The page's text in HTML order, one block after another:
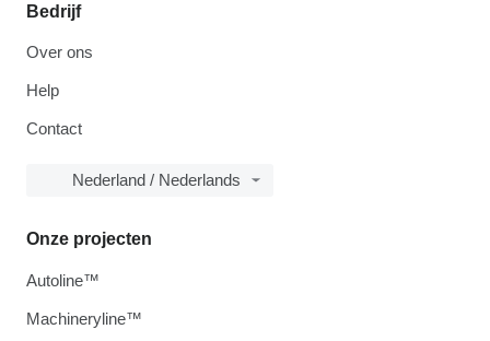
Bedrijf
Over ons
Help
Contact
Nederland / Nederlands
Onze projecten
Autoline™
Machineryline™